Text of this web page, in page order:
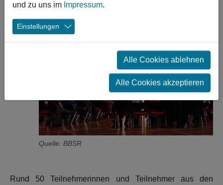
Quelle: BBSR
Rund 50 Teilnehmerinnen und Teilnehmer aus den
und zu uns im Impressum.
Einstellungen
Alle Cookies ablehnen
Alle Cookies akzeptieren